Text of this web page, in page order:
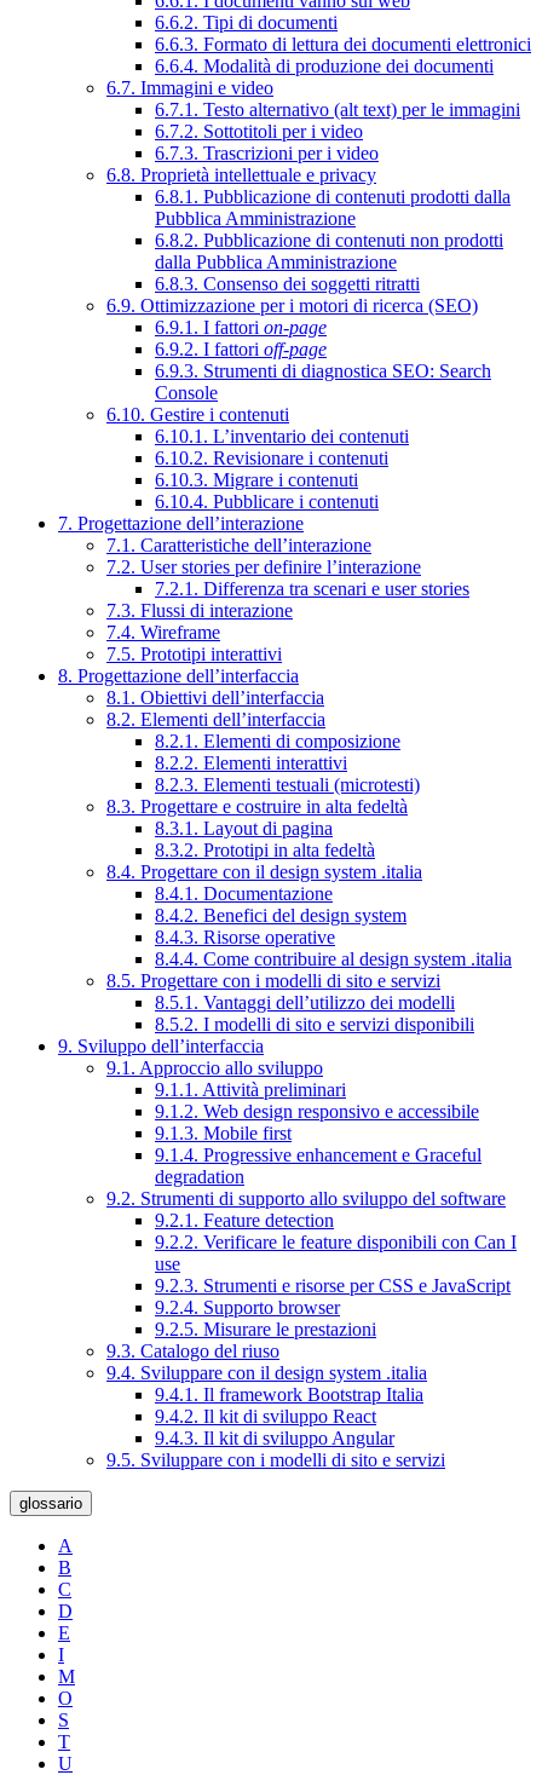
6.6.2. Tipi di documenti
6.6.3. Formato di lettura dei documenti elettronici
6.6.4. Modalità di produzione dei documenti
6.7. Immagini e video
6.7.1. Testo alternativo (alt text) per le immagini
6.7.2. Sottotitoli per i video
6.7.3. Trascrizioni per i video
6.8. Proprietà intellettuale e privacy
6.8.1. Pubblicazione di contenuti prodotti dalla
Pubblica Amministrazione
6.8.2. Pubblicazione di contenuti non prodotti
dalla Pubblica Amministrazione
6.8.3. Consenso dei soggetti ritratti
6.9. Ottimizzazione per i motori di ricerca (SEO)
6.9.1. I fattori on-page
6.9.2. I fattori off-page
6.9.3. Strumenti di diagnostica SEO: Search
Console
6.10. Gestire i contenuti
6.10.1. L’inventario dei contenuti
6.10.2. Revisionare i contenuti
6.10.3. Migrare i contenuti
6.10.4. Pubblicare i contenuti
7. Progettazione dell’interazione
7.1. Caratteristiche dell’interazione
7.2. User stories per definire l’interazione
7.2.1. Differenza tra scenari e user stories
7.3. Flussi di interazione
7.4. Wireframe
7.5. Prototipi interattivi
8. Progettazione dell’interfaccia
8.1. Obiettivi dell’interfaccia
8.2. Elementi dell’interfaccia
8.2.1. Elementi di composizione
8.2.2. Elementi interattivi
8.2.3. Elementi testuali (microtesti)
8.3. Progettare e costruire in alta fedeltà
8.3.1. Layout di pagina
8.3.2. Prototipi in alta fedeltà
8.4. Progettare con il design system .italia
8.4.1. Documentazione
8.4.2. Benefici del design system
8.4.3. Risorse operative
8.4.4. Come contribuire al design system .italia
8.5. Progettare con i modelli di sito e servizi
8.5.1. Vantaggi dell’utilizzo dei modelli
8.5.2. I modelli di sito e servizi disponibili
9. Sviluppo dell’interfaccia
9.1. Approccio allo sviluppo
9.1.1. Attività preliminari
9.1.2. Web design responsivo e accessibile
9.1.3. Mobile first
9.1.4. Progressive enhancement e Graceful
degradation
9.2. Strumenti di supporto allo sviluppo del software
9.2.1. Feature detection
9.2.2. Verificare le feature disponibili con Can I
use
9.2.3. Strumenti e risorse per CSS e JavaScript
9.2.4. Supporto browser
9.2.5. Misurare le prestazioni
9.3. Catalogo del riuso
9.4. Sviluppare con il design system .italia
9.4.1. Il framework Bootstrap Italia
9.4.2. Il kit di sviluppo React
9.4.3. Il kit di sviluppo Angular
9.5. Sviluppare con i modelli di sito e servizi
glossario
A
B
C
D
E
I
M
O
S
T
U